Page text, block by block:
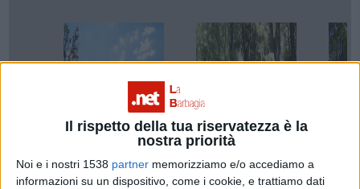
Il rispetto della tua riservatezza è la
nostra priorità
Noi e i nostri 1538 partner memorizziamo e/o accediamo a
informazioni su un dispositivo, come i cookie, e trattiamo dati